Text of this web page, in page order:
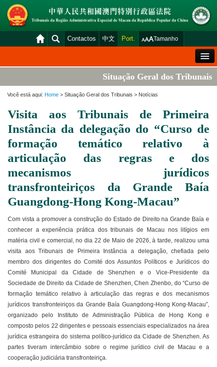
Contactos 中文 Port. Tamanho
Situação Geral dos Tribunais
Venda Judicial
Estatística
Consulta das declarações de rendimentos
Download
Plataforma electrónica dos tribunais
Situação Geral dos Tribunais
Você está aqui: Home > Situação Geral dos Tribunais > Notícias
Visita aos Tribunais de Primeira
Instância da delegação do “Curso de
formação temático relativo à
articulação das regras e dos
mecanismos jurídicos
transfronteiriços da Grande Baía
Guangdong-Hong Kong-Macau”
Com vista a promover a construção do Estado de Direito na Grande Baía e
conhecer a experiência prática dos tribunais de Macau nos litígios em
matéria civil e comercial, no dia 22 de Maio de 2026, à tarde, realizou uma
visita aos Tribunais de Primeira Instância a delegação, chefiada pelo
membro dos dirigentes do Comité dos Assuntos Políticos e Jurídicos do
Comité Municipal da Cidade de Shenzhen e o Vice-Presidente da
Sociedade de Direito da Cidade de Shenzhen, Chen Zhenbo, do “Curso de
formação temático relativo à articulação das regras e dos mecanismos
jurídicos transfronteiriços da Grande Baía Guangdong-Hong Kong-Macau”,
organizado pelo Instituto de Administração Pública de Hong Kong e
composto pelos 22 dirigentes e pessoais essenciais especializados na área
jurídica estrangeira do sistema político-jurídico da Cidade de Shenzhen. As
partes tiveram intercâmbio sobre o regime jurídico civil de Macau e a
cooperação judiciária transfronteiriça.